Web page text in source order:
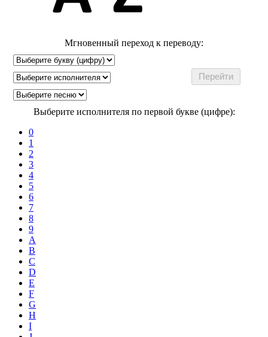
Мгновенный переход к переводу:
Выберите исполнителя по первой букве (цифре):
0
1
2
3
4
5
6
7
8
9
A
B
C
D
E
F
G
H
I